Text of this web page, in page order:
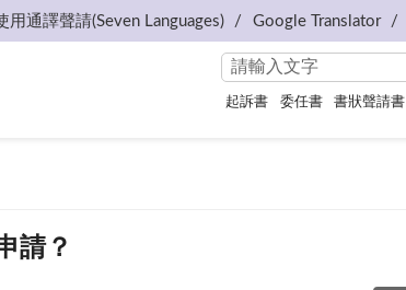
用通譯聲請(Seven Languages) Google Translator
起訴書 委任書 書狀聲請書
請？